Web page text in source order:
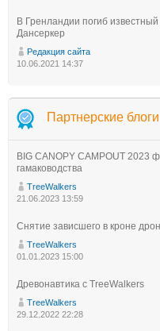
В Гренландии погиб
Дансеркер
Редакция сайта
10.06.2021 14:37
Партнерские блоги
BIG CANOPY CAMPOUT 2023
гамаководства
TreeWalkers
21.06.2023 13:59
Снятие зависшего в кроне
TreeWalkers
01.01.2023 15:00
Древонавтика с TreeWalkers
TreeWalkers
29.12.2022 22:28